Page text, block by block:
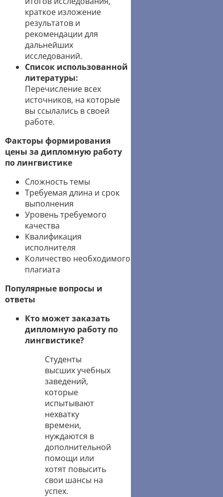
краткое изложение
результатов и
рекомендации для
дальнейших
исследований.
Список использованной
литературы:
Перечисление всех
источников, на которые
вы ссылались в своей
работе.
Факторы формирования
цены за дипломную работу
по лингвистике
Сложность темы
Требуемая длина и срок
выполнения
Уровень требуемого
качества
Квалификация
исполнителя
Количество необходимого
плагиата
Популярные вопросы и
ответы
Кто может заказать
дипломную работу по
лингвистике?
Студенты
высших учебных
заведений,
которые
испытывают
нехватку
времени,
нуждаются в
дополнительной
помощи или
хотят повысить
свои шансы на
успех.